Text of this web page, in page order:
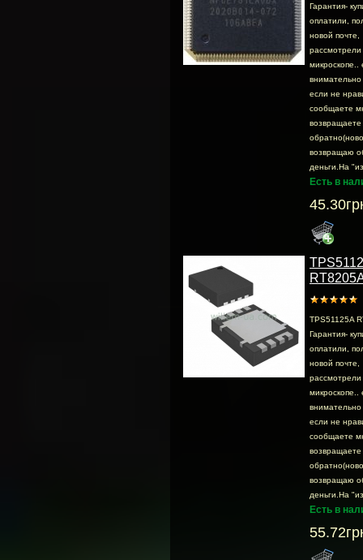
Гарантия-
оплатили,
новой почте,
микроскопе..
внимательно
если не
сообщаете
возвращаете
возвращаю
деньги.На
Есть в
TPS51125A
Гарантия-
оплатили,
новой почте,
микроскопе..
внимательно
если не
сообщаете
возвращаете
возвращаю
деньги.На
Есть в